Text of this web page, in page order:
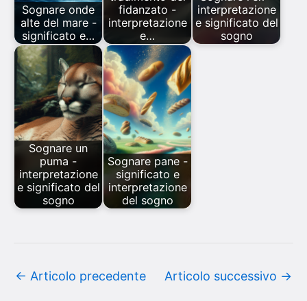
Sognare onde
alte del mare -
significato e…
fidanzato -
interpretazione
e…
interpretazione
e significato del
sogno
Sognare un
puma -
interpretazione
e significato del
sogno
Sognare pane -
significato e
interpretazione
del sogno
← Articolo precedente Articolo successivo →